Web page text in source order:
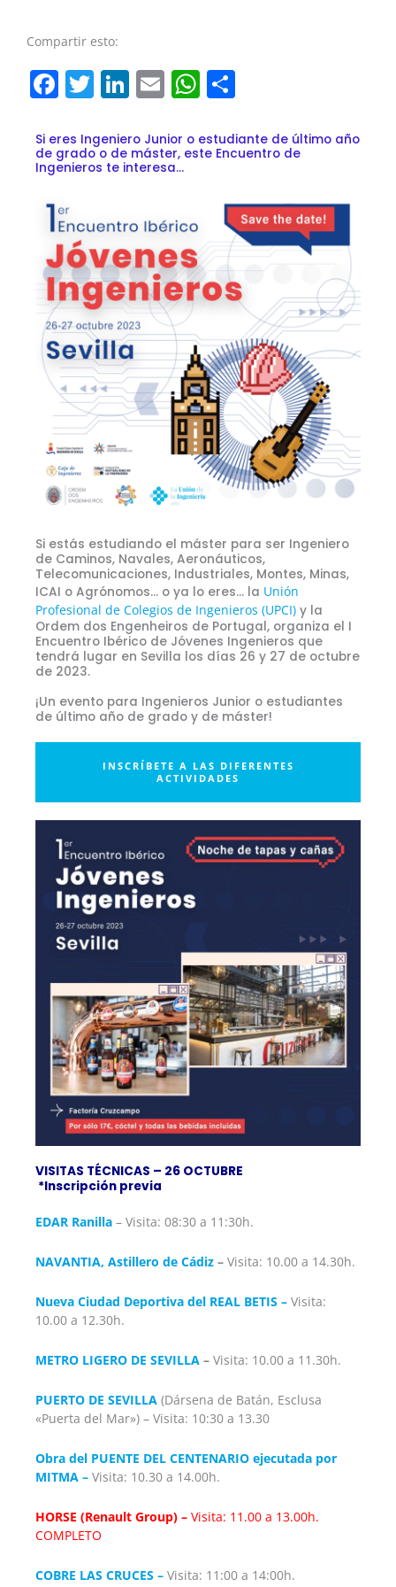
Compartir esto:
Facebook
Twitter
LinkedIn
EmailWhatsApp
Si eres Ingeniero Junior o estudiante de último año
de grado o de máster, este Encuentro de
Ingenieros te interesa…
Si estás estudiando el máster para ser Ingeniero
de Caminos, Navales, Aeronáuticos,
Telecomunicaciones, Industriales, Montes, Minas,
ICAI o Agrónomos… o ya lo eres… la Unión
Profesional de Colegios de Ingenieros (UPCI) y la
Ordem dos Engenheiros de Portugal, organiza el I
Encuentro Ibérico de Jóvenes Ingenieros que
tendrá lugar en Sevilla los días 26 y 27 de octubre
de 2023.
¡Un evento para Ingenieros Junior o estudiantes
de último año de grado y de máster!
INSCRÍBETE A LAS DIFERENTES
ACTIVIDADES
VISITAS TÉCNICAS – 26 OCTUBRE
*Inscripción previa
EDAR Ranilla – Visita: 08:30 a 11:30h.
NAVANTIA, Astillero de Cádiz – Visita: 10.00 a 14.30h.
Nueva Ciudad Deportiva del REAL BETIS – Visita:
10.00 a 12.30h.
METRO LIGERO DE SEVILLA – Visita: 10.00 a 11.30h.
PUERTO DE SEVILLA (Dársena de Batán, Esclusa
«Puerta del Mar») – Visita: 10:30 a 13.30
Obra del PUENTE DEL CENTENARIO ejecutada por
MITMA – Visita: 10.30 a 14.00h.
HORSE (Renault Group) – Visita: 11.00 a 13.00h.
COMPLETO
COBRE LAS CRUCES – Visita: 11:00 a 14:00h.